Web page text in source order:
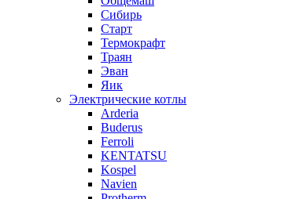
Сибирь
Старт
Термокрафт
Траян
Эван
Яик
Электрические котлы
Arderia
Buderus
Ferroli
KENTATSU
Kospel
Navien